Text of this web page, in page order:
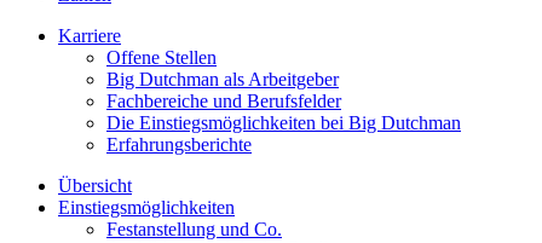
Karriere
Offene Stellen
Big Dutchman als Arbeitgeber
Fachbereiche und Berufsfelder
Die Einstiegsmöglichkeiten bei Big Dutchman
Erfahrungsberichte
Übersicht
Einstiegsmöglichkeiten
Festanstellung und Co.